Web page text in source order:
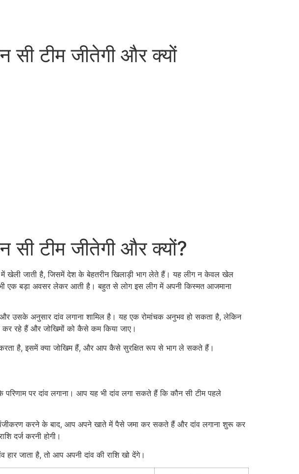
टीम जीतेगी और क्यों
टीम जीतेगी और क्यों?
में खेली जाती है, जिसमें देश के बेहतरीन खिलाड़ी भाग लेते हैं। यह लीग न केवल खेल
एक बड़ा अवसर लेकर आती है। बहुत से लोग इस लीग में अपनी किस्मत आजमाना
उसके अनुसार दांव लगाना शामिल है। यह एक रोमांचक अनुभव हो सकता है, लेकिन
रहे हैं और जोखिमों को कैसे कम किया जाए।
है, इसमें क्या जोखिम हैं, और आप कैसे सुरक्षित रूप से भाग ले सकते हैं।
पर दांव लगाना। आप यह भी दांव लगा सकते हैं कि कौन सी टीम पहले
करने के बाद, आप अपने खाते में पैसे जमा कर सकते हैं और दांव लगाना शुरू कर
दर्ज करनी होगी।
जाता है, तो आप अपनी दांव की राशि खो देंगे।